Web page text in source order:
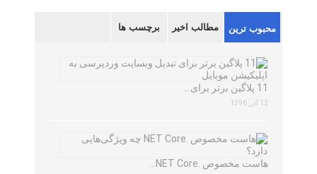
محبوب ترین مطالب اخیر برچسب ها
11 پلاگین برتر برای…
12 آذر, 1396
هاست مخصوص .NET Core…